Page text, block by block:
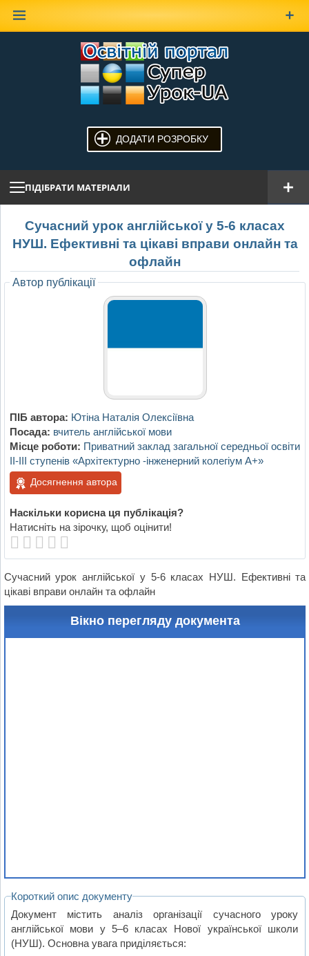
ДОДАТИ РОЗРОБКУ
ПІДІБРАТИ МАТЕРІАЛИ
Сучасний урок англійської у 5-6 класах
НУШ. Ефективні та цікаві вправи онлайн та
офлайн
Автор публікації
ПІБ автора: Ютіна Наталія Олексіївна
Посада: вчитель англійської мови
Місце роботи: Приватний заклад загальної середньої освіти
II-III ступенів «Архітектурно -інженерний колегіум А+»
Досягнення автора
Наскільки корисна ця публікація?
Натисніть на зірочку, щоб оцінити!
Сучасний урок англійської у 5-6 класах НУШ. Ефективні та
цікаві вправи онлайн та офлайн
Вікно перегляду документа
Короткий опис документу
Документ містить аналіз організації сучасного уроку
англійської мови у 5–6 класах Нової української школи
(НУШ). Основна увага приділяється: